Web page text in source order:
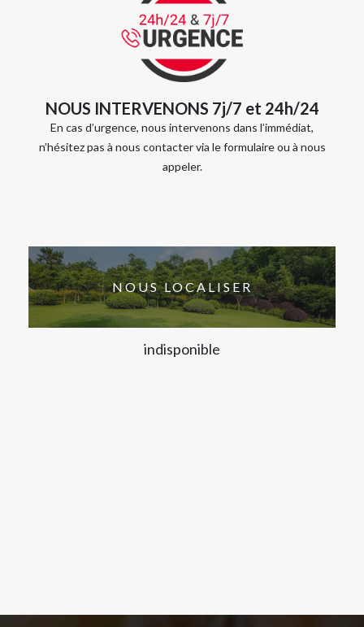
NOUS INTERVENONS 7j/7 et 24h/24
En cas d’urgence, nous intervenons dans l’immédiat,
n’hésitez pas à nous contacter via le formulaire ou à nous
appeler.
NOUS LOCALISER
indisponible